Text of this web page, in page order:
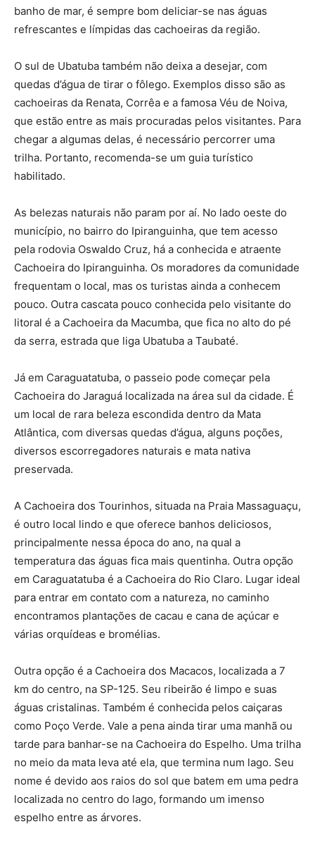
banho de mar, é sempre bom deliciar-se nas águas
refrescantes e límpidas das cachoeiras da região.
O sul de Ubatuba também não deixa a desejar, com
quedas d’água de tirar o fôlego. Exemplos disso são as
cachoeiras da Renata, Corrêa e a famosa Véu de Noiva,
que estão entre as mais procuradas pelos visitantes. Para
chegar a algumas delas, é necessário percorrer uma
trilha. Portanto, recomenda-se um guia turístico
habilitado.
As belezas naturais não param por aí. No lado oeste do
município, no bairro do Ipiranguinha, que tem acesso
pela rodovia Oswaldo Cruz, há a conhecida e atraente
Cachoeira do Ipiranguinha. Os moradores da comunidade
frequentam o local, mas os turistas ainda a conhecem
pouco. Outra cascata pouco conhecida pelo visitante do
litoral é a Cachoeira da Macumba, que fica no alto do pé
da serra, estrada que liga Ubatuba a Taubaté.
Já em Caraguatatuba, o passeio pode começar pela
Cachoeira do Jaraguá localizada na área sul da cidade. É
um local de rara beleza escondida dentro da Mata
Atlântica, com diversas quedas d’água, alguns poções,
diversos escorregadores naturais e mata nativa
preservada.
A Cachoeira dos Tourinhos, situada na Praia Massaguaçu,
é outro local lindo e que oferece banhos deliciosos,
principalmente nessa época do ano, na qual a
temperatura das águas fica mais quentinha. Outra opção
em Caraguatatuba é a Cachoeira do Rio Claro. Lugar ideal
para entrar em contato com a natureza, no caminho
encontramos plantações de cacau e cana de açúcar e
várias orquídeas e bromélias.
Outra opção é a Cachoeira dos Macacos, localizada a 7
km do centro, na SP-125. Seu ribeirão é limpo e suas
águas cristalinas. Também é conhecida pelos caiçaras
como Poço Verde. Vale a pena ainda tirar uma manhã ou
tarde para banhar-se na Cachoeira do Espelho. Uma trilha
no meio da mata leva até ela, que termina num lago. Seu
nome é devido aos raios do sol que batem em uma pedra
localizada no centro do lago, formando um imenso
espelho entre as árvores.